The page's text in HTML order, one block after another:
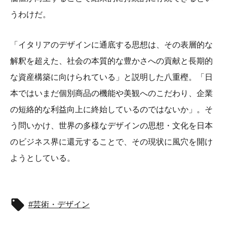
うわけだ。
「イタリアのデザインに通底する思想は、その表層的な
解釈を超えた、社会の本質的な豊かさへの貢献と長期的
な資産構築に向けられている」と説明した八重樫。「日
本ではいまだ個別商品の機能や美観へのこだわり、企業
の短絡的な利益向上に終始しているのではないか」。そ
う問いかけ、世界の多様なデザインの思想・文化を日本
のビジネス界に還元することで、その現状に風穴を開け
ようとしている。
芸術・デザイン